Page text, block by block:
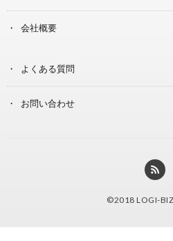
会社概要
よくある質問
お問い合わせ
©2018 LOGI-